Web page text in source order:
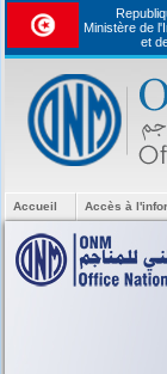
Ministère de
et
Accueil Accès à